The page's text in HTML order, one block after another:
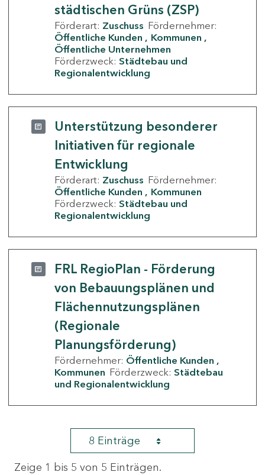
städtischen Grüns (ZSP)
Förderart: Zuschuss Fördernehmer:
Öffentliche Kunden
Kommunen
Öffentliche Unternehmen
Förderzweck: Städtebau und
Regionalentwicklung
Unterstützung besonderer
Initiativen für regionale
Entwicklung
Förderart: Zuschuss Fördernehmer:
Öffentliche Kunden
Kommunen
Förderzweck: Städtebau und
Regionalentwicklung
FRL RegioPlan - Förderung
von Bebauungsplänen und
Flächennutzungsplänen
(Regionale
Planungsförderung)
Fördernehmer: Öffentliche Kunden
Kommunen Förderzweck: Städtebau
und Regionalentwicklung
8 Einträge
Zeige 1 bis 5 von 5 Einträgen.